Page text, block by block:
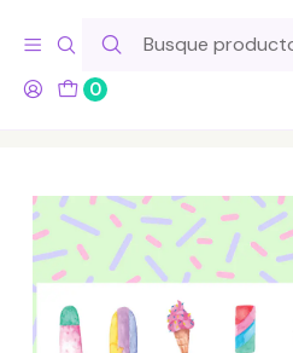
0
Hola! Si tu pedido incluye
ten en cuenta este tiempo para
Inicio Lo Hacemos Nosotros